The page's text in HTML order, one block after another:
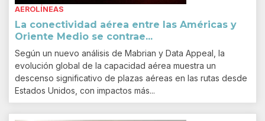
AEROLÍNEAS
La conectividad aérea entre las Américas y
Oriente Medio se contrae...
Según un nuevo análisis de Mabrian y Data Appeal, la
evolución global de la capacidad aérea muestra un
descenso significativo de plazas aéreas en las rutas desde
Estados Unidos, con impactos más...